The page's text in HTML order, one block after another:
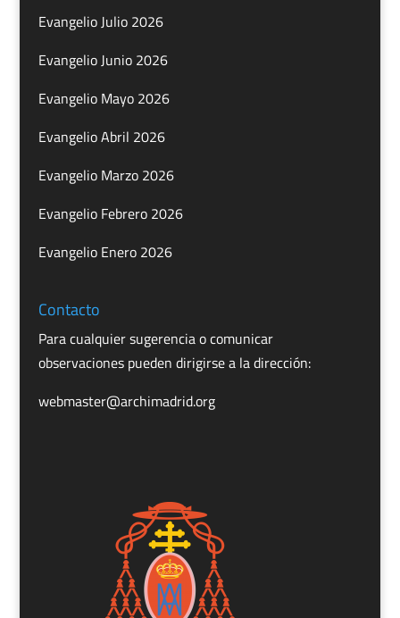
Evangelio Julio 2026
Evangelio Junio 2026
Evangelio Mayo 2026
Evangelio Abril 2026
Evangelio Marzo 2026
Evangelio Febrero 2026
Evangelio Enero 2026
Contacto
Para cualquier sugerencia o comunicar
observaciones pueden dirigirse a la dirección:
webmaster@archimadrid.org